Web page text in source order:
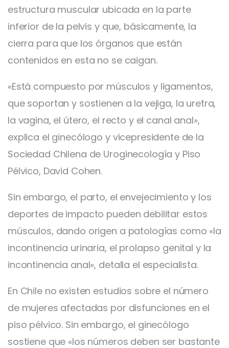
estructura muscular ubicada en la parte
inferior de la pelvis y que, básicamente, la
cierra para que los órganos que están
contenidos en esta no se caigan.
«Está compuesto por músculos y ligamentos,
que soportan y sostienen a la vejiga, la uretra,
la vagina, el útero, el recto y el canal anal»,
explica el ginecólogo y vicepresidente de la
Sociedad Chilena de Uroginecología y Piso
Pélvico, David Cohen.
Sin embargo, el parto, el envejecimiento y los
deportes de impacto pueden debilitar estos
músculos, dando origen a patologías como «la
incontinencia urinaria, el prolapso genital y la
incontinencia anal», detalla el especialista.
En Chile no existen estudios sobre el número
de mujeres afectadas por disfunciones en el
piso pélvico. Sin embargo, el ginecólogo
sostiene que «los números deben ser bastante